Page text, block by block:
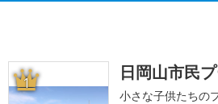
1 日岡山市民
小さな子供たちの